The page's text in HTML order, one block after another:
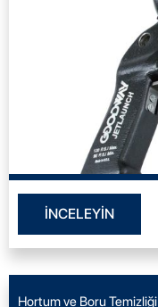
İNCELEYİN
Hortum ve Boru Temizliği